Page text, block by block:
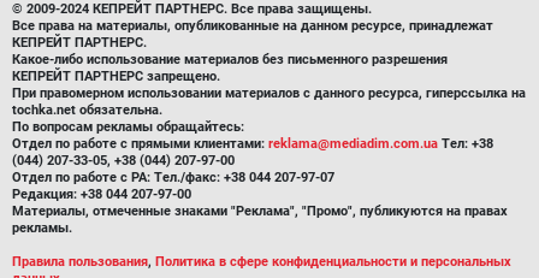
© 2009-2024 КЕПРЕЙТ ПАРТНЕРС. Все права защищены.
Все права на материалы, опубликованные на данном ресурсе, принадлежат
КЕПРЕЙТ ПАРТНЕРС.
Какое-либо использование материалов без письменного разрешения
КЕПРЕЙТ ПАРТНЕРС запрещено.
При правомерном использовании материалов с данного ресурса, гиперссылка на
tochka.net обязательна.
По вопросам рекламы обращайтесь:
Отдел по работе с прямыми клиентами: reklama@mediadim.com.ua Тел: +38
(044) 207-33-05, +38 (044) 207-97-00
Отдел по работе с РА: Тел./факс: +38 044 207-97-07
Редакция: +38 044 207-97-00
Материалы, отмеченные знаками "Реклама", "Промо", публикуются на правах
рекламы.
Правила пользования, Политика в сфере конфиденциальности и персональных